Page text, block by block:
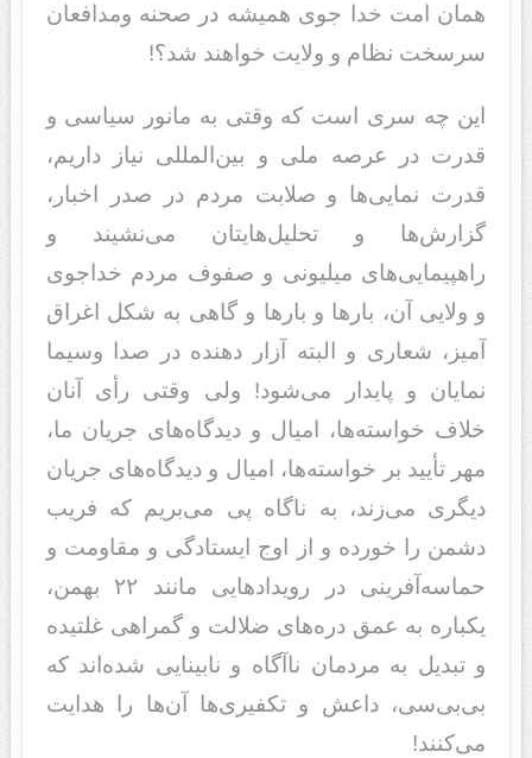
همان امت خدا جوی همیشه در صحنه ومدافعان
سرسخت نظام و ولایت خواهند شد؟!
این چه سری است که وقتی به مانور سیاسی و
قدرت در عرصه ملی و بین‌المللی نیاز داریم،
قدرت نمایی‌ها و صلابت مردم در صدر اخبار،
گزارش‌ها و تحلیل‌هایتان می‌نشیند و
راهپیمایی‌های میلیونی و صفوف مردم خداجوی
و ولایی آن، بارها و بارها و گاهی به شکل اغراق
آمیز، شعاری و البته آزار دهنده در صدا وسیما
نمایان و پایدار می‌شود! ولی وقتی رأی آنان
خلاف خواسته‌ها، امیال و دیدگاه‌های جریان ما،
مهر تأیید بر خواسته‌ها، امیال و دیدگاه‌های جریان
دیگری می‌زند، به ناگاه پی می‌بریم که فریب
دشمن را خورده و از اوج ایستادگی و مقاومت و
حماسه‌آفرینی در رویدادهایی مانند ۲۲ بهمن،
یکباره به عمق دره‌های ضلالت و گمراهی غلتیده
و تبدیل به مردمان ناآگاه و نابینایی شده‌اند که
بی‌بی‌سی، داعش و تکفیری‌ها آن‌ها را هدایت
می‌کنند!